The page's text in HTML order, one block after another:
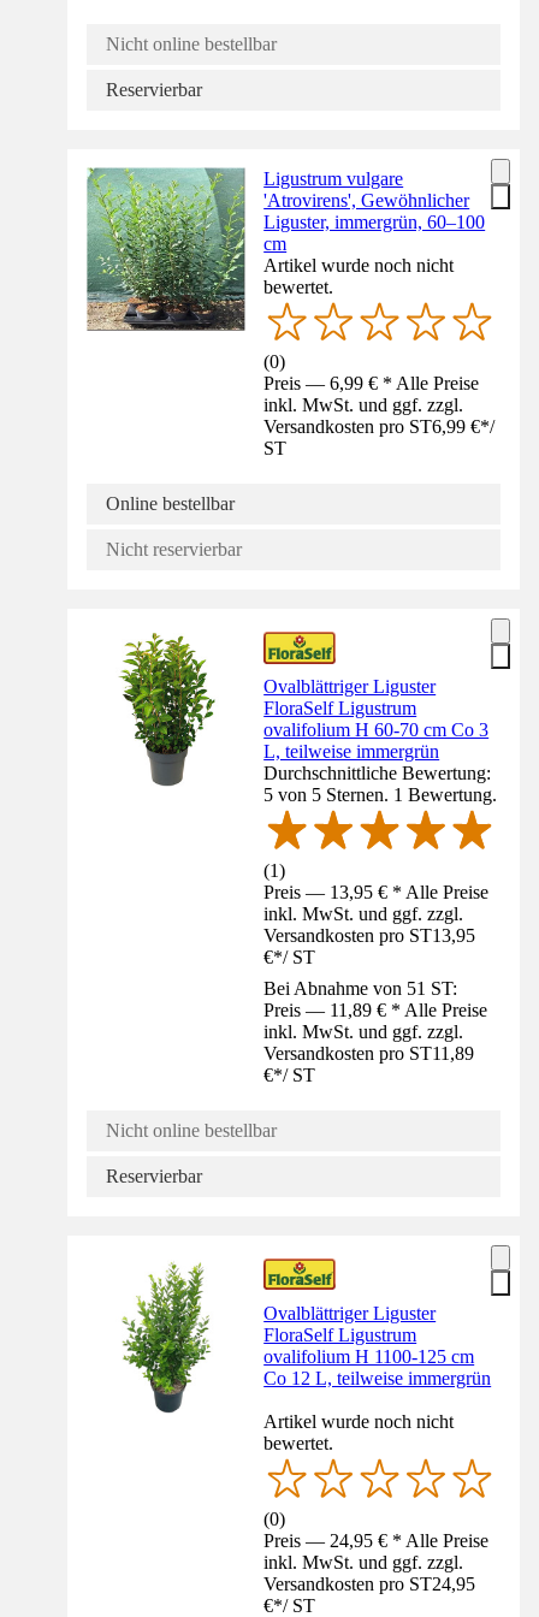
Nicht online bestellbar
Reservierbar
Ligustrum vulgare
'Atrovirens', Gewöhnlicher
Liguster, immergrün, 60–100
cm
Artikel wurde noch nicht
bewertet.
(0)
Preis — 6,99 € * Alle Preise
inkl. MwSt. und ggf. zzgl.
Versandkosten pro ST6,99 €*/
ST
Online bestellbar
Nicht reservierbar
Ovalblättriger Liguster
FloraSelf Ligustrum
ovalifolium H 60-70 cm Co 3
L, teilweise immergrün
Durchschnittliche Bewertung:
5 von 5 Sternen. 1 Bewertung.
(1)
Preis — 13,95 € * Alle Preise
inkl. MwSt. und ggf. zzgl.
Versandkosten pro ST13,95
€*/ ST
Bei Abnahme von 51 ST:
Preis — 11,89 € * Alle Preise
inkl. MwSt. und ggf. zzgl.
Versandkosten pro ST11,89
€*/ ST
Nicht online bestellbar
Reservierbar
Ovalblättriger Liguster
FloraSelf Ligustrum
ovalifolium H 1100-125 cm
Co 12 L, teilweise immergrün
Artikel wurde noch nicht
bewertet.
(0)
Preis — 24,95 € * Alle Preise
inkl. MwSt. und ggf. zzgl.
Versandkosten pro ST24,95
€*/ ST